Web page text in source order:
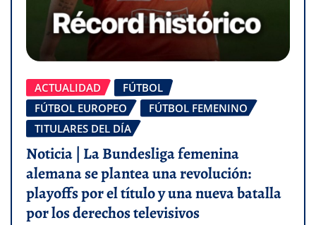
ACTUALIDAD
FÚTBOL
FÚTBOL EUROPEO
FÚTBOL FEMENINO
TITULARES DEL DÍA
Noticia | La Bundesliga femenina
alemana se plantea una revolución:
playoffs por el título y una nueva batalla
por los derechos televisivos